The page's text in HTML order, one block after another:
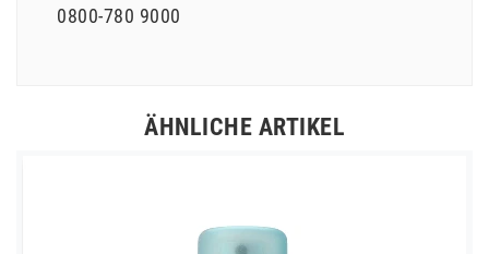
0800-780 9000
ÄHNLICHE ARTIKEL